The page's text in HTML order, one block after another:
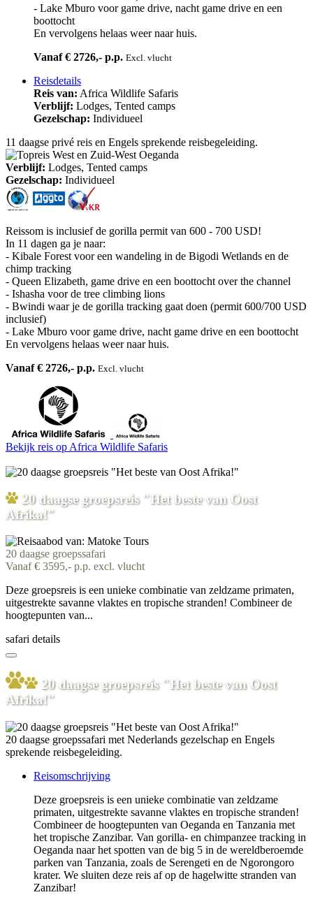
- Lake Mburo voor game drive, nacht game drive en een
boottocht
En vervolgens helaas weer naar huis.
Vanaf € 2726,- p.p. Excl. vlucht
Reisdetails
Reis van: Africa Wildlife Safaris
Verblijf: Lodges, Tented camps
Gezelschap: Individueel
11 daagse privé reis en Engels sprekende reisbegeleiding.
Verblijf: Lodges, Tented camps
Gezelschap: Individueel
Reissom is inclusief de gorilla permit van 600 - 700 USD!
In 11 dagen ga je naar:
- Kibale Forest voor een wandeling in de Bigodi Wetlands en de
chimp tracking
- Queen Elizabeth, game drive en een boottocht over the channel
- Ishasha voor de tree climbing lions
- Bwindi waar je de gorilla tracking gaat doen (permit 600/700 USD
inclusief)
- Lake Mburo voor game drive, nacht game drive en een boottocht
En vervolgens helaas weer naar huis.
Vanaf € 2726,- p.p. Excl. vlucht
Bekijk reis op Africa Wildlife Safaris
20 daagse groepsreis "Het beste van Oost
Afrika!"
20 daagse groepssafari
Vanaf € 3595,- p.p. excl. vlucht
Deze groepsreis is een unieke combinatie van zeldzame primaten,
uitgestrekte savanne vlaktes en tropische stranden! Combineer de
hoogtepunten van...
safari details
20 daagse groepsreis "Het beste van Oost
Afrika!"
20 daagse groepssafari met Nederlands gezelschap en Engels
sprekende reisbegeleiding.
Reisomschrijving
Deze groepsreis is een unieke combinatie van zeldzame
primaten, uitgestrekte savanne vlaktes en tropische stranden!
Combineer de hoogtepunten van Oeganda en Tanzania met
het tropische Zanzibar. Van gorilla- en chimpanzee tracking in
Oeganda naar het spotten van de big 5 in de wereldberoemde
parken van Tanzania, zoals de Serengeti en de Ngorongoro
krater. We sluiten deze reis af op de hagelwitte stranden van
Zanzibar!